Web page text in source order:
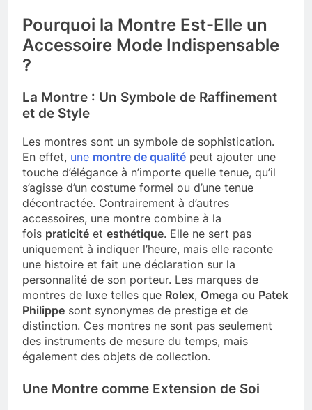
Pourquoi la Montre Est-Elle un
Accessoire Mode Indispensable
?
La Montre : Un Symbole de Raffinement
et de Style
Les montres sont un symbole de sophistication.
En effet, une montre de qualité peut ajouter une
touche d’élégance à n’importe quelle tenue, qu’il
s’agisse d’un costume formel ou d’une tenue
décontractée. Contrairement à d’autres
accessoires, une montre combine à la
fois praticité et esthétique. Elle ne sert pas
uniquement à indiquer l’heure, mais elle raconte
une histoire et fait une déclaration sur la
personnalité de son porteur. Les marques de
montres de luxe telles que Rolex, Omega ou Patek
Philippe sont synonymes de prestige et de
distinction. Ces montres ne sont pas seulement
des instruments de mesure du temps, mais
également des objets de collection.
Une Montre comme Extension de Soi